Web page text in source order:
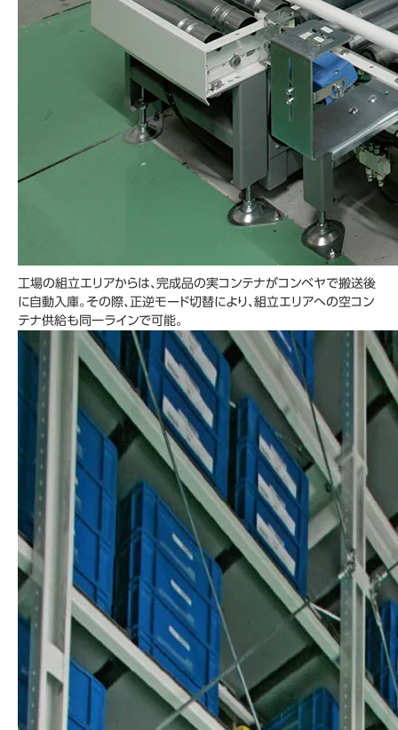
工場の組立エリアからは、完成品の実コンテナがコンベヤで搬送後
に自動入庫。その際、正逆モード切替により、組立エリアへの空コン
テナ供給も同一ラインで可能。